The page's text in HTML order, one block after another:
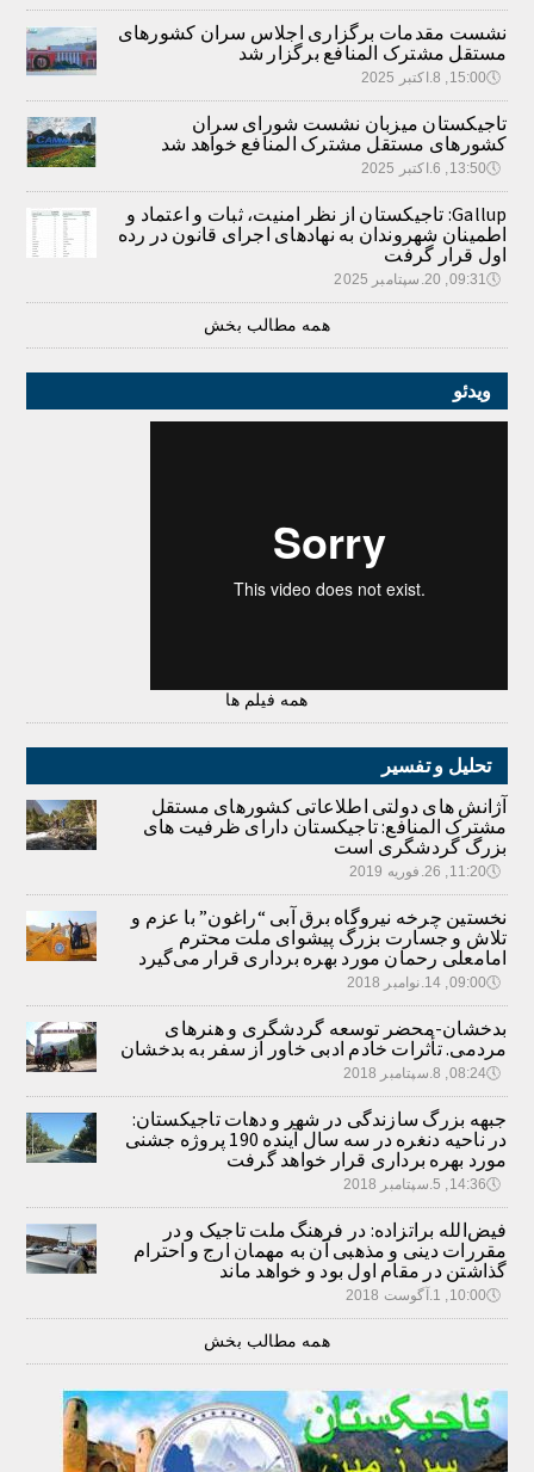
نشست مقدمات برگزاری اجلاس سران کشورهای
مستقل مشترک المنافع برگزار شد
🕔15:00, 8.اکتبر 2025
تاجیکستان میزبان نشست شورای سران
کشورهای مستقل مشترک المنافع خواهد شد
🕔13:50, 6.اکتبر 2025
Gallup: تاجیکستان از نظر امنیت، ثبات و اعتماد و
اطمینان شهروندان به نهادهای اجرای قانون در رده
اول قرار گرفت
🕔09:31, 20.سپتامبر 2025
همه مطالب بخش
ویدئو
همه فیلم ها
تحلیل و تفسیر
آژانش های دولتی اطلاعاتی کشورهای مستقل
مشترک المنافع: تاجیکستان دارای ظرفیت های
بزرگ گردشگری است
🕔11:20, 26.فوریه 2019
نخستین چرخه نیروگاه برق آبی “راغون” با عزم و
تلاش و جسارت بزرگ پیشوای ملت محترم
امامعلی رحمان مورد بهره برداری قرار می‌گیرد
🕔09:00, 14.نوامبر 2018
بدخشان-محضر توسعه گردشگری و هنرهای
مردمی. تأثرات خادم ادبی خاور از سفر به بدخشان
🕔08:24, 8.سپتامبر 2018
جبهه بزرگ سازندگی در شهر و دهات تاجیکستان:
در ناحیه دنغره در سه سال آینده 190 پروژه جشنی
مورد بهره برداری قرار خواهد گرفت
🕔14:36, 5.سپتامبر 2018
فیض‌الله براتزاده: در فرهنگ ملت تاجیک و در
مقررات دینی و مذهبی آن به مهمان ارج و احترام
گذاشتن در مقام اول بود و خواهد ماند
🕔10:00, 1.آگوست 2018
همه مطالب بخش